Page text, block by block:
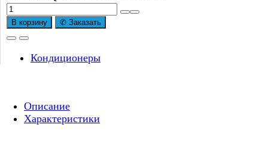
В корзину ✆ Заказать
Кондиционеры
Описание
Характеристики